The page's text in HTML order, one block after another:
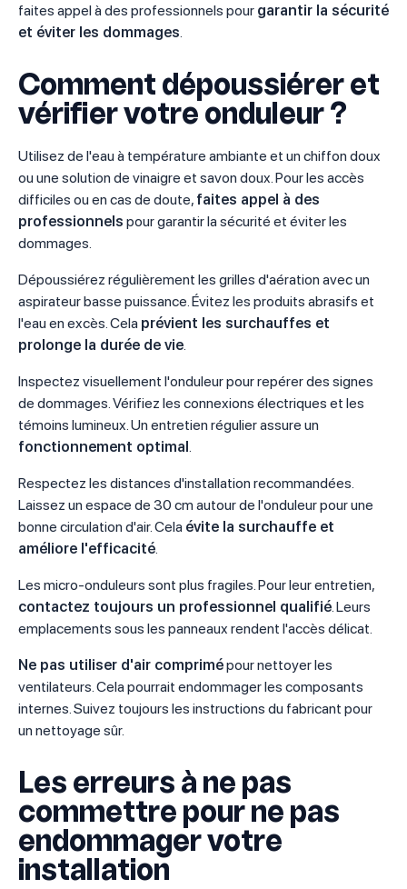
faites appel à des professionnels pour garantir la sécurité
et éviter les dommages
Comment dépoussiérer et
vérifier votre onduleur ?
Utilisez de l'eau à température ambiante et un chiffon doux
ou une solution de vinaigre et savon doux. Pour les accès
difficiles ou en cas de doute, faites appel à des
professionnels pour garantir la sécurité et éviter les
dommages.
Dépoussiérez régulièrement les grilles d'aération avec un
aspirateur basse puissance. Évitez les produits abrasifs et
l'eau en excès. Cela prévient les surchauffes et
prolonge la durée de vie
Inspectez visuellement l'onduleur pour repérer des signes
de dommages. Vérifiez les connexions électriques et les
témoins lumineux. Un entretien régulier assure un
fonctionnement optimal
Respectez les distances d'installation recommandées.
Laissez un espace de 30 cm autour de l'onduleur pour une
bonne circulation d'air. Cela évite la surchauffe et
améliore l'efficacité
Les micro-onduleurs sont plus fragiles. Pour leur entretien,
contactez toujours un professionnel qualifié . Leurs
emplacements sous les panneaux rendent l'accès délicat.
Ne pas utiliser d'air comprimépour nettoyer les
ventilateurs. Cela pourrait endommager les composants
internes. Suivez toujours les instructions du fabricant pour
un nettoyage sûr.
Les erreurs à ne pas
commettre pour ne pas
endommager votre
installation